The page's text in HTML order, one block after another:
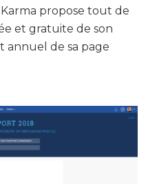
propose tout de
et gratuite de son
annuel de sa page